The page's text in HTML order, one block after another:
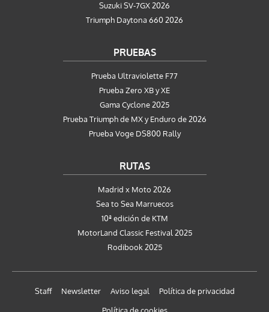
Suzuki SV-7GX 2026
Triumph Daytona 660 2026
PRUEBAS
Prueba Ultraviolette F77
Prueba Zero XB y XE
Gama Cyclone 2025
Prueba Triumph de MX y Enduro de 2026
Prueba Voge DS800 Rally
RUTAS
Madrid x Moto 2026
Sea to Sea Marruecos
10ª edición de KTM
MotorLand Classic Festival 2025
Rodibook 2025
Staff Newsletter Aviso legal
Política de privacidad